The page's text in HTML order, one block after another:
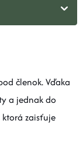
členok. Vďaka
a jednak do
ktorá zaisťuje